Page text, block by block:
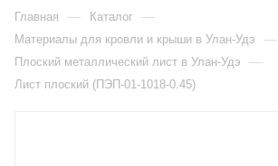
Главная — Каталог —
Материалы для кровли и крыши в Улан-Удэ —
Плоский металлический лист в Улан-Удэ —
Лист плоский (ПЭП-01-1018-0.45)